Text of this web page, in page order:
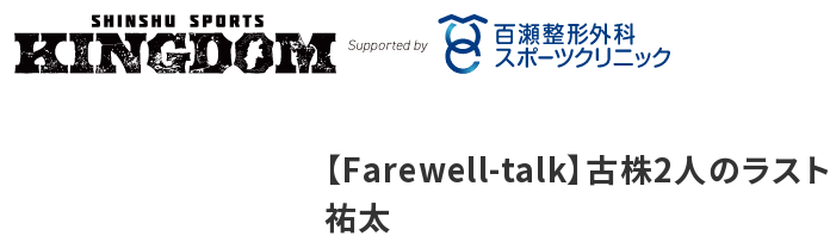
【Farewell-talk】古株2人のラス
祐太